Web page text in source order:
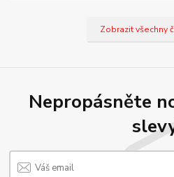
Zobrazit všechny
Nepropásněte